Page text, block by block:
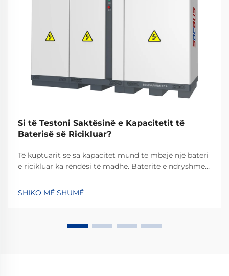
Si të Testoni Saktësinë e Kapacitetit të
Baterisë së Ricikluar?
Të kuptuarit se sa kapacitet mund të mbajë një bateri
e ricikluar ka rëndësi të madhe. Bateritë e ndryshme
kështu që gjetja e saktësisë së fuqisë që mund të
ofrojnë për të vënë në punë një pajisje është një pikë
SHIKO MË SHUMË